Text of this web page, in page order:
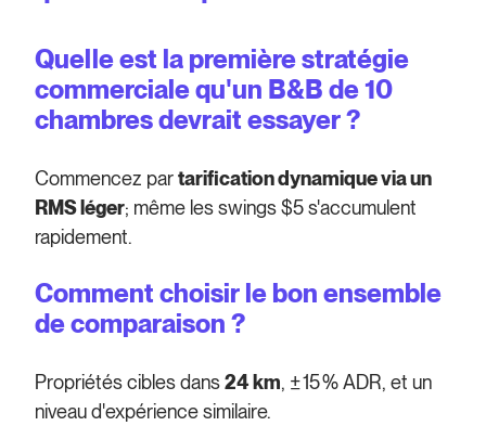
Quelle est la première stratégie
commerciale qu'un B&B de 10
chambres devrait essayer ?
Commencez partarification dynamique via un
RMS léger; même les swings $5 s'accumulent
rapidement.
Comment choisir le bon ensemble
de comparaison ?
Propriétés cibles dans24 km, ± 15 % ADR, et un
niveau d'expérience similaire.